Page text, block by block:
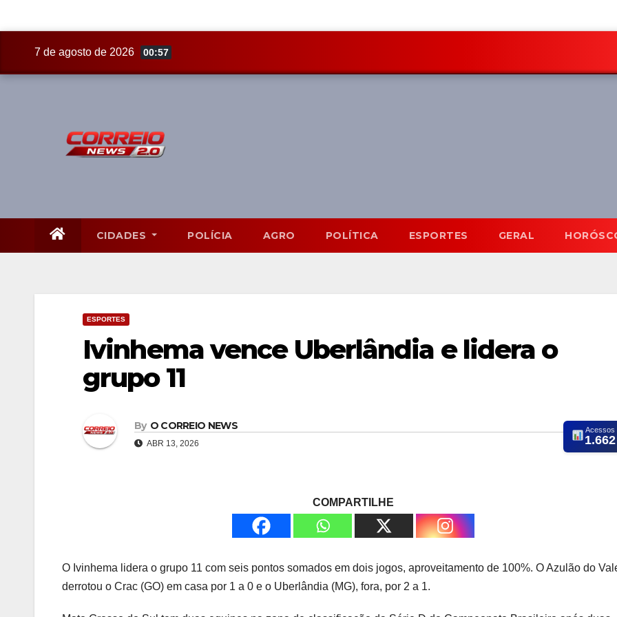
7 de agosto de 2026 00:57
CIDADES POLÍCIA AGRO POLÍTICA ESPORTES GERAL
ESPORTES
Ivinhema vence Uberlândia e lidera o
grupo 11
By O CORREIO NEWS
ABR 13, 2026
Acessos
1.662
COMPARTILHE
O Ivinhema lidera o grupo 11 com seis pontos somados em dois jogos, aproveitamento de 100%. O Azulão do
derrotou o Crac (GO) em casa por 1 a 0 e o Uberlândia (MG), fora, por 2 a 1.